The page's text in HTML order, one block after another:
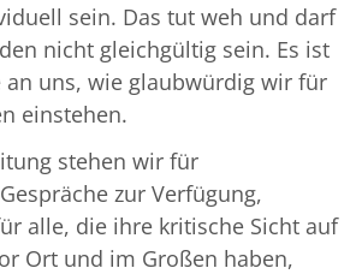
sein. Das tut weh und darf
nicht gleichgültig sein. Es ist
an uns, wie glaubwürdig wir für
einstehen.
stehen wir für
zur Verfügung,
alle, die ihre kritische Sicht auf
Ort und im Großen haben,